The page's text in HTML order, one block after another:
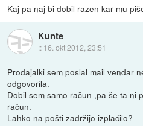
Kaj pa naj bi dobil razen kar mu
Kunte
:: 16. okt 2012, 23:51
Prodajalki sem poslal mail vendar
odgovorila.
Dobil sem samo račun ,pa še ta ni
račun.
Lahko na pošti zadržijo izplaćilo?